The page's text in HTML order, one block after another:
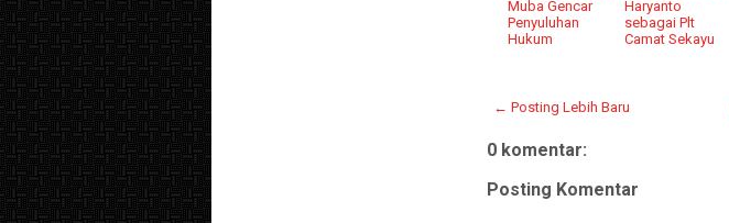
Muba Gencar
Penyuluhan
Hukum
Haryanto
sebagai Plt
Camat Sekayu
← Posting Lebih Baru
0 komentar:
Posting Komentar